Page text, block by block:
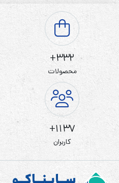
332+
محصولات
1137+
کاربران